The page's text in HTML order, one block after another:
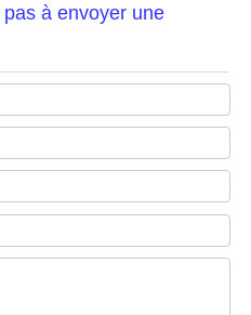
à envoyer une